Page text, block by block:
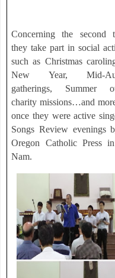
Concerning the second
they take part in social
such as Christmas
New Year, Mid-
gatherings, Summer
charity missions…and
once they were active
Songs Review evenings
Oregon Catholic Press
Nam.